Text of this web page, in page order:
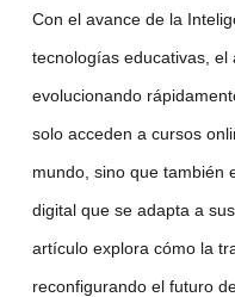
Con el avance de la
tecnologías educativas, el
evolucionando
solo acceden a cursos
mundo, sino que también
digitalque se adapta a
artículo explora cómo la
reconfigurando el futuro